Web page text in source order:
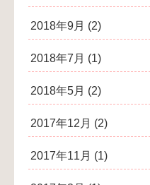
2018年9月 (2)
2018年7月 (1)
2018年5月 (2)
2017年12月 (2)
2017年11月 (1)